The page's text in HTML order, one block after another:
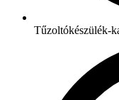
Tűzoltókészülék-